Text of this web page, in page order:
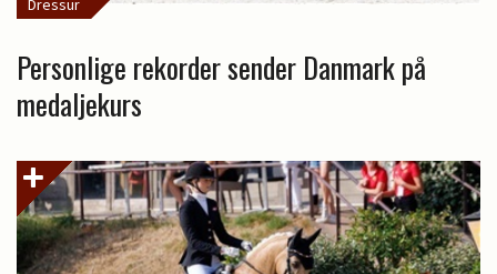
Dressur
Personlige rekorder sender Danmark på
medaljekurs